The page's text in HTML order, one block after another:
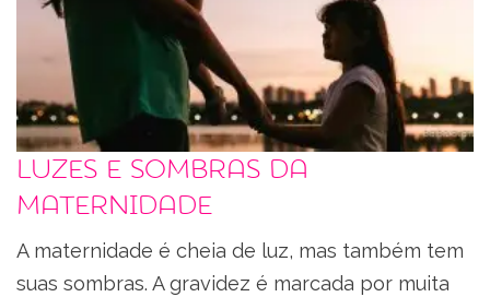
Luzes e sombras da
maternidade
A maternidade é cheia de luz, mas também tem
suas sombras. A gravidez é marcada por muita